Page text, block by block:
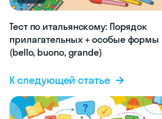
Тест по итальянскому: Порядок
прилагательных + особые формы
(bello, buono, grande)
К следующей статье